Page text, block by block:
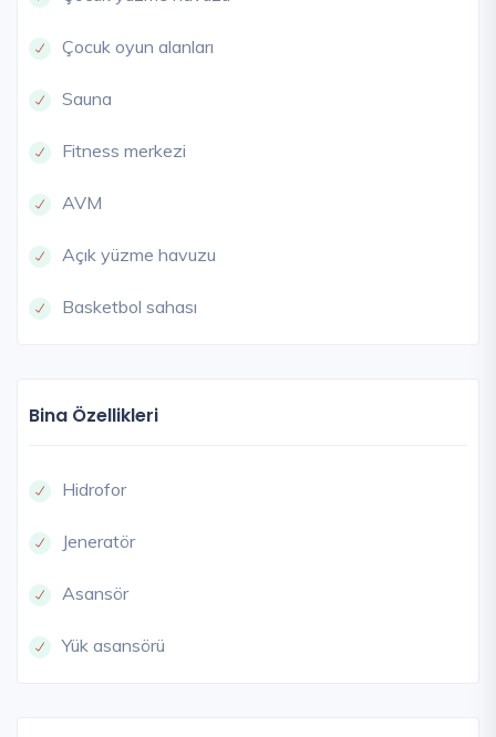
Çocuk oyun alanları
Sauna
Fitness merkezi
AVM
Açık yüzme havuzu
Basketbol sahası
Bina Özellikleri
Hidrofor
Jeneratör
Asansör
Yük asansörü